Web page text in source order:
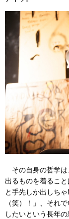
その自身の哲学は
出るものを着るこ
と手先しか出しち
（笑）！」、それ
したいという長年の